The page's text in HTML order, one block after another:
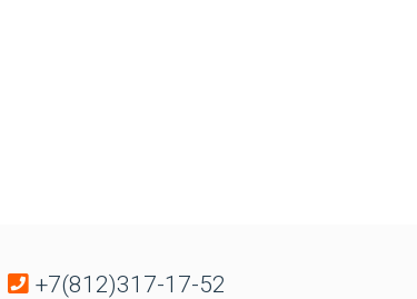
+7(812)317-17-52